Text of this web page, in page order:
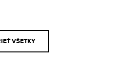
VŠETKY